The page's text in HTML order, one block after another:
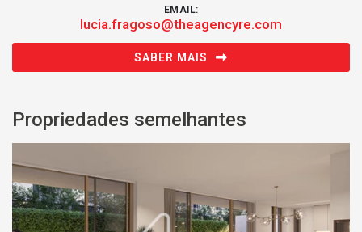
EMAIL:
lucia.fragoso@theagencyre.com
SABER MAIS
Propriedades semelhantes